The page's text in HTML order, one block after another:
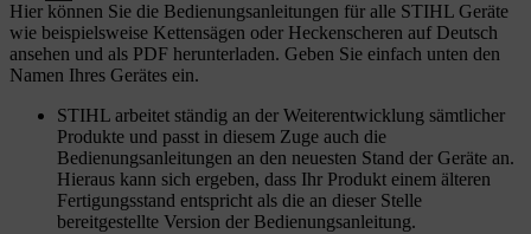
Hier können Sie die Bedienungsanleitungen für alle STIHL Geräte
wie beispielsweise Kettensägen oder Heckenscheren auf Deutsch
ansehen und als PDF herunterladen. Geben Sie einfach unten den
Namen Ihres Gerätes ein.
STIHL arbeitet ständig an der Weiterentwicklung sämtlicher
Produkte und passt in diesem Zuge auch die
Bedienungsanleitungen an den neuesten Stand der Geräte an.
Hieraus kann sich ergeben, dass Ihr Produkt einem älteren
Fertigungsstand entspricht als die an dieser Stelle
bereitgestellte Version der Bedienungsanleitung.